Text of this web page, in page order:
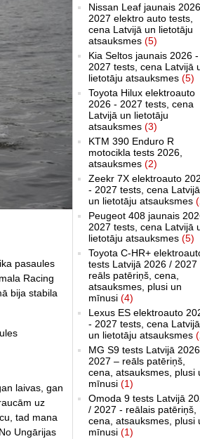
pasaules
Racing
bija stabila
laivas, gan
uz
tad mana
Ungārijas
Nissan Leaf jaunais
2027 elektro auto tests,
cena Latvijā un lietotāju
atsauksmes (5)
Kia Seltos jaunais 2026 -
2027 tests, cena Latvijā
lietotāju atsauksmes (5)
Toyota Hilux elektroauto
2026 - 2027 tests, cena
Latvijā un lietotāju
atsauksmes (3)
KTM 390 Enduro R
motocikla tests 2026,
atsauksmes (2)
Zeekr 7X elektroauto
- 2027 tests, cena Latvijā
un lietotāju atsauksmes
Peugeot 408 jaunais
2027 tests, cena Latvijā
lietotāju atsauksmes (5)
Toyota C-HR+
tests Latvijā 2026 / 2027
reāls patēriņš, cena,
atsauksmes, plusi un
mīnusi (4)
Lexus ES elektroauto
- 2027 tests, cena Latvijā
un lietotāju atsauksmes
MG S9 tests Latvijā
2027 – reāls patēriņš,
cena, atsauksmes, plusi
mīnusi (1)
Omoda 9 tests Latvijā
/ 2027 - reālais patēriņš,
cena, atsauksmes, plusi
mīnusi (1)